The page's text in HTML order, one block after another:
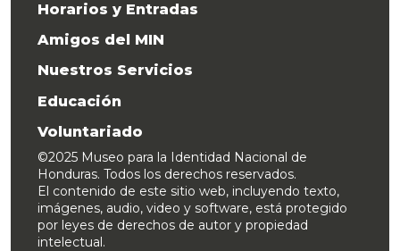
Horarios y Entradas
Amigos del MIN
Nuestros Servicios
Educación
Voluntariado
©2025 Museo para la Identidad Nacional de
Honduras. Todos los derechos reservados.
El contenido de este sitio web, incluyendo texto,
imágenes, audio, video y software, está protegido
por leyes de derechos de autor y propiedad
intelectual.